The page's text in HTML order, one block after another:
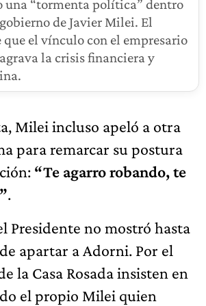
una “tormenta política” dentro
de Javier Milei. El
el vínculo con el empresario
la crisis financiera y
Milei incluso apeló a otra
para remarcar su postura
“Te agarro robando, te
.
Presidente no mostró hasta
apartar a Adorni. Por el
la Casa Rosada insisten en
el propio Milei quien